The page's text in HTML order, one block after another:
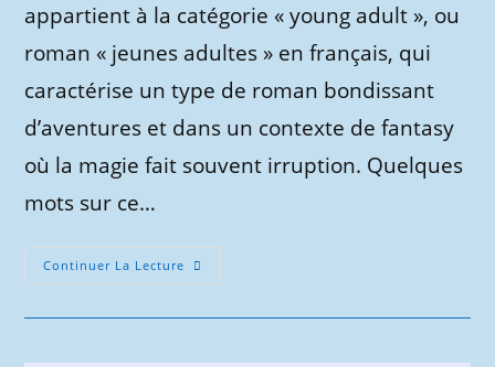
appartient à la catégorie « young adult », ou
roman « jeunes adultes » en français, qui
caractérise un type de roman bondissant
d’aventures et dans un contexte de fantasy
où la magie fait souvent irruption. Quelques
mots sur ce…
Continuer La Lecture Roman
La
Chapitre